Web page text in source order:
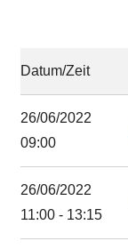
Datum/Zeit
26/06/2022
09:00
26/06/2022
11:00 - 13:15